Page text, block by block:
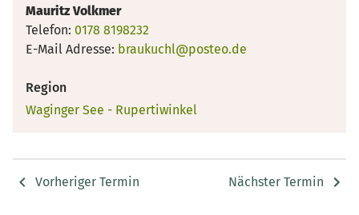
Mauritz Volkmer
Telefon: 0178 8198232
E-Mail Adresse: braukuchl@posteo.de
Region
Waginger See - Rupertiwinkel
Vorheriger Termin Nächster Termin